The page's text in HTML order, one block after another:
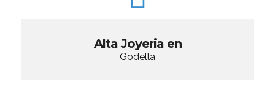
Alta Joyeria en
Godella